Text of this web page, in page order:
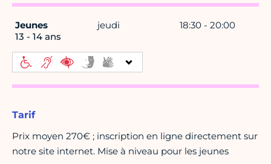
Jeunes
13 - 14 ans
jeudi 18:30 - 20:00
Tarif
Prix moyen 270€ ; inscription en ligne directement sur
notre site internet. Mise à niveau pour les jeunes